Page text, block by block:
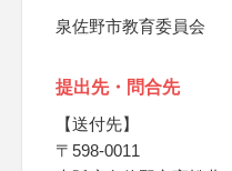
泉佐野市教育委員会
提出先・問合先
【送付先】
〒598-0011